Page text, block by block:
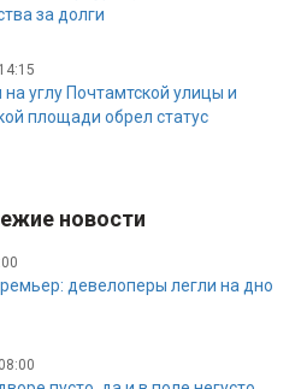
за долги
углу Почтамтской улицы и
площади обрел статус
новости
девелоперы легли на дно